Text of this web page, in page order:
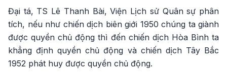
Đại tá, TS Lê Thanh Bài, Viện Lịch sử Quân sự phân
tích, nếu như chiến dịch biên giới 1950 chúng ta giành
được quyền chủ động thì đến chiến dịch Hòa Bình ta
khẳng định quyền chủ động và chiến dịch Tây Bắc
1952 phát huy được quyền chủ động.